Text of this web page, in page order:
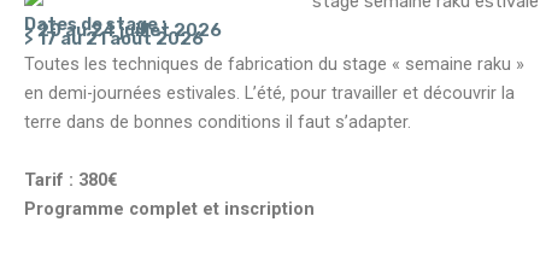
Dates de stage :
> 20 au 24 juillet 2026
> 17 au 21 août 2026
Toutes les techniques de fabrication du stage « semaine raku »
en demi-journées estivales. L’été, pour travailler et découvrir la
terre dans de bonnes conditions il faut s’adapter.
Tarif : 380€
Programme complet et inscription